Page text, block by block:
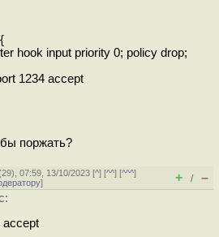
input priority 0; policy drop;
accept
поржать?
29), 07:59, 13/10/2023 [^] [^^] [^^^]
] + / –
accept